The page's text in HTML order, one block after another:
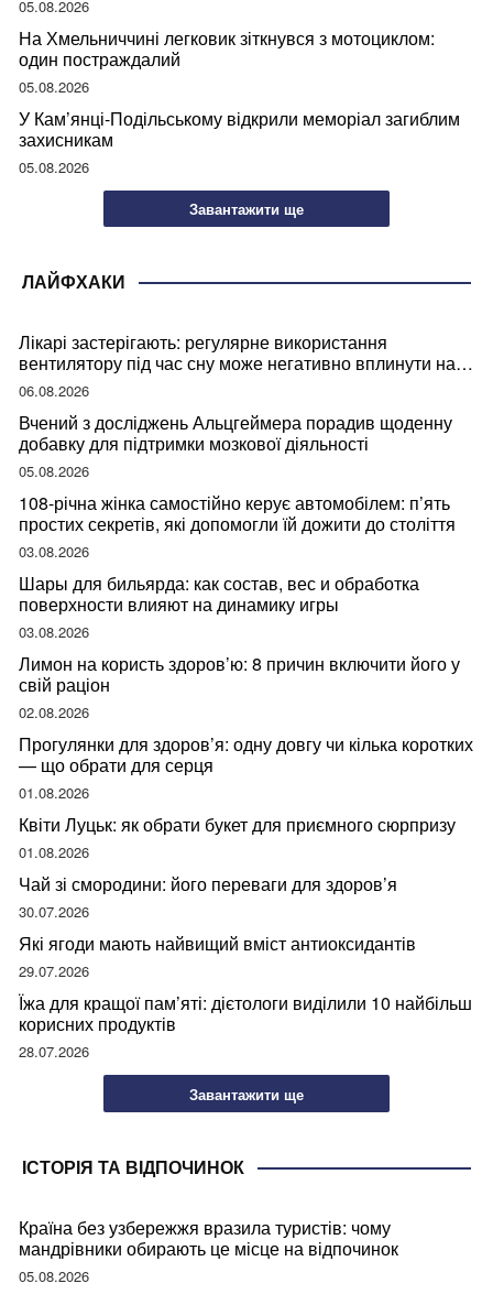
05.08.2026
На Хмельниччині легковик зіткнувся з мотоциклом:
один постраждалий
05.08.2026
У Кам’янці-Подільському відкрили меморіал загиблим
захисникам
05.08.2026
Завантажити ще
ЛАЙФХАКИ
Лікарі застерігають: регулярне використання
вентилятору під час сну може негативно вплинути на
ваше здоров’я
06.08.2026
Вчений з досліджень Альцгеймера порадив щоденну
добавку для підтримки мозкової діяльності
05.08.2026
108-річна жінка самостійно керує автомобілем: п’ять
простих секретів, які допомогли їй дожити до століття
03.08.2026
Шары для бильярда: как состав, вес и обработка
поверхности влияют на динамику игры
03.08.2026
Лимон на користь здоров’ю: 8 причин включити його у
свій раціон
02.08.2026
Прогулянки для здоров’я: одну довгу чи кілька коротких
— що обрати для серця
01.08.2026
Квіти Луцьк: як обрати букет для приємного сюрпризу
01.08.2026
Чай зі смородини: його переваги для здоров’я
30.07.2026
Які ягоди мають найвищий вміст антиоксидантів
29.07.2026
Їжа для кращої пам’яті: дієтологи виділили 10 найбільш
корисних продуктів
28.07.2026
Завантажити ще
ІСТОРІЯ ТА ВІДПОЧИНОК
Країна без узбережжя вразила туристів: чому
мандрівники обирають це місце на відпочинок
05.08.2026